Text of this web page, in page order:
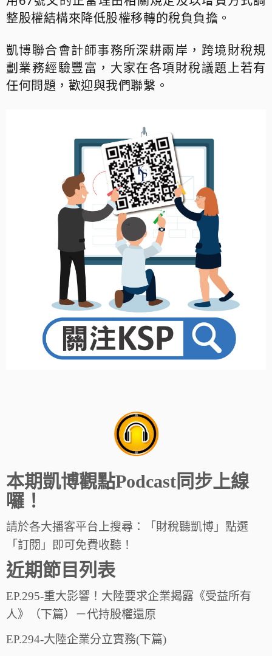
整股權結構來降低股權移轉的稅負負擔。
凱博聯合會計師事務所深耕兩岸，跨境財稅規
劃業務經驗豐富，大家在各項財稅議題上若有
任何問題，歡迎與我們聯繫。
本期凱博觀點Podcast同步上線
囉！
請於各大播客平台上搜尋：「財稅聽凱博」點選
「訂閱」即可免費收聽！
近期節目列表
EP.295-重大影響！大陸要求企業揭露《受益所有
人》（下篇）－代持股權還原
EP.294-大陸企業分立實務(下篇)